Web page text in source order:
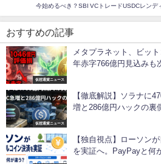
今始めるべき？SBI VCトレードUSDCレン
おすすめの記事
仮想通貨ニュース
メタプラネット、ビッ
年赤字766億円見込みも
仮想通貨ニュース
【徹底解説】ソラナに
増と286億円ハックの裏
【独自視点】ローソン
を実証へ。PayPayと何